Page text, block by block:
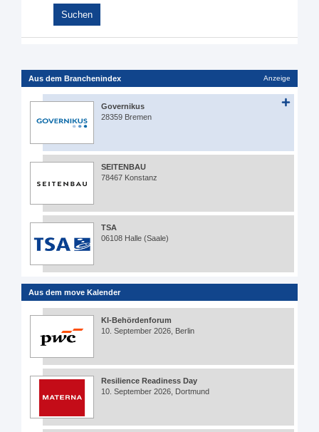
Aus dem Branchenindex Anzeige
Governikus
28359 Bremen
SEITENBAU
78467 Konstanz
TSA
06108 Halle (Saale)
Aus dem move Kalender
KI-Behördenforum
10. September 2026, Berlin
Resilience Readiness Day
10. September 2026, Dortmund